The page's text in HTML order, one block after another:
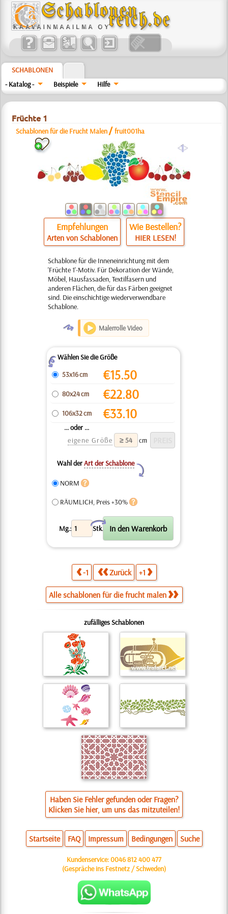
SCHABLONEN
- Katalog -
Beispiele Hilfe
Früchte 1
Schablonen für die Frucht Malen /fruit001ha
a
Empfehlungen
Arten von Schablonen
Wie Bestellen?
HIER LESEN!
Schablone für die Inneneinrichtung mit dem
'Früchte 1'-Motiv. Für Dekoration der Wände,
Möbel, Hausfassaden, Textilfasern und
anderen Flächen, die für das Färben geeignet
sind. Die einschichtige wiederverwendbare
Schablone.
O Malerrolle Video
ZWählen Sie die Größe
53x16 cm
€15.50
80x24 cm €22.80
106x32 cm €33.10
... oder ...
eigene Größe
cm
Wahl derArt der Schablone
Y
NORM
RÄUMLICH, Preis +30%
Mg.: Stk.
X
-1 Zurück +1
Alle schablonen für die frucht malen
zufälliges Schablonen
Haben Sie Fehler gefunden oder Fragen?
Klicken Sie hier, um uns das mitzuteilen!
Startseite FAQ Impressum Bedingungen Suche
Kundenservice:0046 812 400 477
(Gespräche ins Festnetz / Schweden)